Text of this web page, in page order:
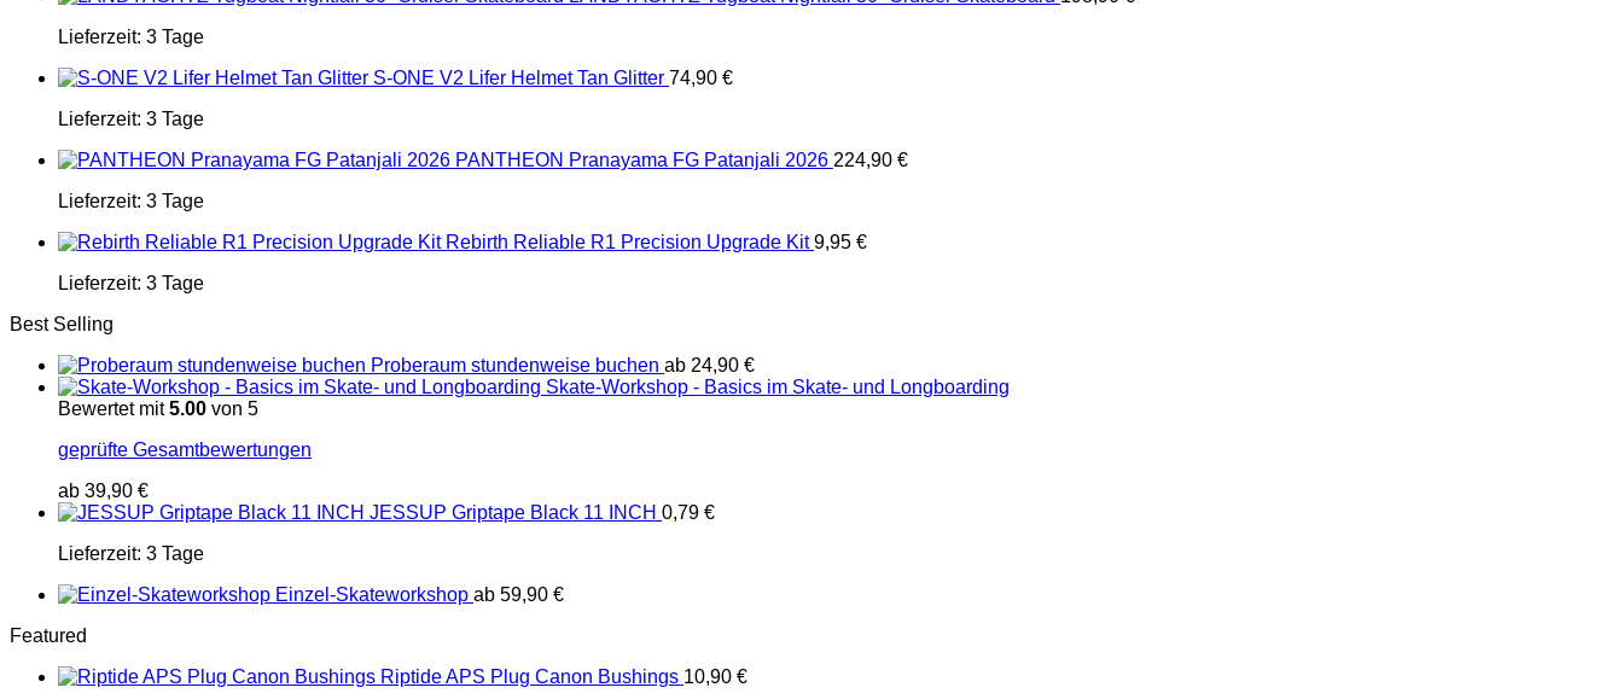
Lieferzeit: 3 Tage
S-ONE V2 Lifer Helmet Tan Glitter 74,90 €
Lieferzeit: 3 Tage
PANTHEON Pranayama FG Patanjali 2026 224,90 €
Lieferzeit: 3 Tage
Rebirth Reliable R1 Precision Upgrade Kit 9,95 €
Lieferzeit: 3 Tage
Best Selling
Proberaum stundenweise buchen ab 24,90 €
Skate-Workshop - Basics im Skate- und Longboarding
Bewertet mit5.00 von 5
geprüfte Gesamtbewertungen
ab 39,90 €
JESSUP Griptape Black 11 INCH 0,79 €
Lieferzeit: 3 Tage
Einzel-Skateworkshop ab 59,90 €
Featured
Riptide APS Plug Canon Bushings 10,90 €